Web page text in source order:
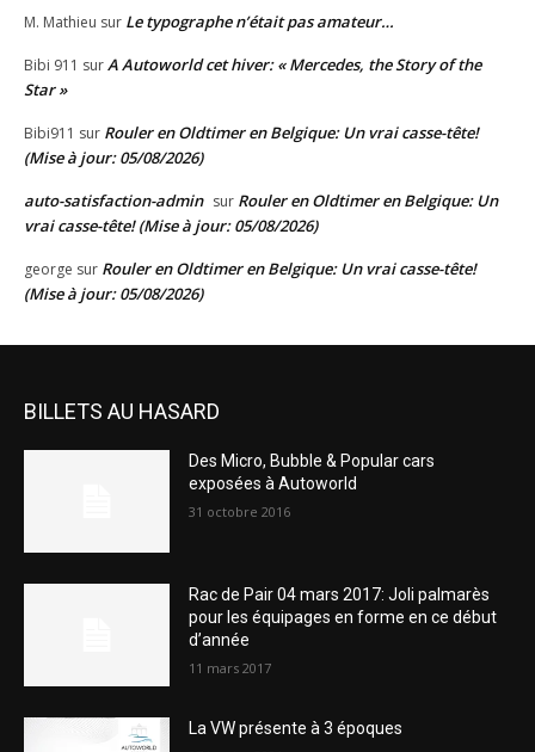
M. Mathieu sur Le typographe n’était pas amateur…
Bibi 911 surA Autoworld cet hiver: « Mercedes, the Story of the
Star »
Bibi911 sur Rouler en Oldtimer en Belgique: Un vrai casse-tête!
(Mise à jour: 05/08/2026)
auto-satisfaction-admin sur Rouler en Oldtimer en Belgique: Un
vrai casse-tête! (Mise à jour: 05/08/2026)
george sur Rouler en Oldtimer en Belgique: Un vrai casse-tête!
(Mise à jour: 05/08/2026)
BILLETS AU HASARD
Des Micro, Bubble & Popular cars
exposées à Autoworld
31 octobre 2016
Rac de Pair 04 mars 2017: Joli palmarès
pour les équipages en forme en ce début
d’année
11 mars 2017
La VW présente à 3 époques